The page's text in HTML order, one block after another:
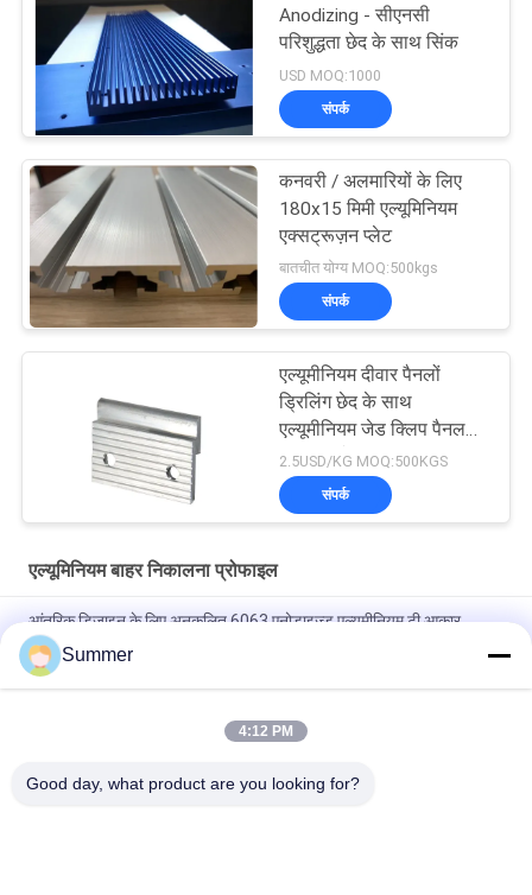
Anodizing - सीएनसी
परिशुद्धता छेद के साथ सिंक
USD MOQ:1000
संपर्क
कनवरी / अलमारियों के लिए
180x15 मिमी एल्यूमिनियम
एक्सट्रूज़न प्लेट
बातचीत योग्य MOQ:500kgs
संपर्क
एल्यूमीनियम दीवार पैनलों
ड्रिलिंग छेद के साथ
एल्यूमीनियम जेड क्लिप पैनल
क्लिप पहने हुए
2.5USD/KG MOQ:500KGS
संपर्क
एल्यूमिनियम बाहर निकालना प्रोफाइल
आंतरिक डिजाइन के लिए अनुकूलित 6063 एनोडाइज्ड एल्यूमीनियम टी आकार
संक्रमण टाइल ट्रिम
निर्माण एल्युमीनियम डोर प्रोफाइल स्लाइडिंग ग्लास डोर एक्सट्रूज़न स्लिम प्रोफाइल
फर्नीचर सजावट के लिए 6063 पाउडर कोटिंग लकड़ी अनाज एल्यूमीनियम वर्ग ट्यूब
Summer
4:12 PM
Good day, what product are you looking for?